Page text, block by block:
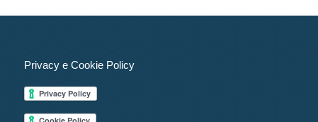
Privacy e Cookie Policy